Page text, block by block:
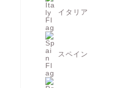
イタリア
スペイン